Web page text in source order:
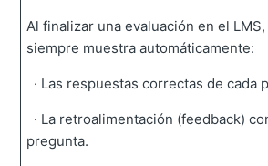
Al finalizar una evaluación en el
siempre muestra automáticamente:
· Las respuestas correctas de cada
· La retroalimentación (feedback)
pregunta.